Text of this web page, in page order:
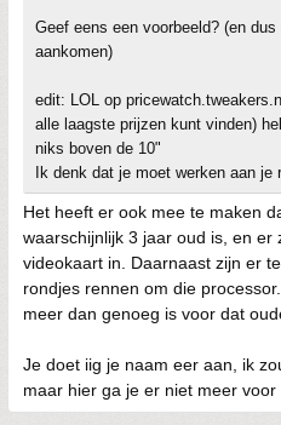
Geef eens een voorbeeld? (en
aankomen)
edit: LOL op
alle laagste prijzen kunt vinden)
niks boven de 10"
Ik denk dat je moet werken aan je
Het heeft er ook mee te maken
waarschijnlijk 3 jaar oud is, en er
videokaart in. Daarnaast zijn er
rondjes rennen om die
meer dan genoeg is voor dat
Je doet iig je naam eer aan, ik
maar hier ga je er niet meer voor